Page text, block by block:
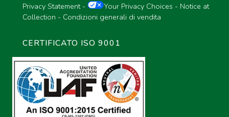
Privacy Statement- Your Privacy Choices - Notice at
Collection - Condizioni generali di vendita
CERTIFICATO ISO 9001